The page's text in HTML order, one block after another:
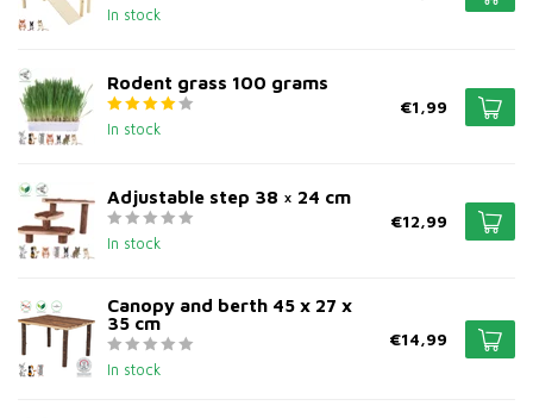
In stock
Rodent grass 100 grams
In stock
€1,99
Adjustable step 38 × 24 cm
In stock
€12,99
Canopy and berth 45 x 27 x
35 cm
In stock
€14,99